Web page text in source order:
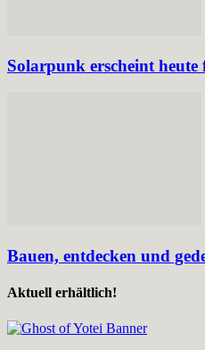
Solarpunk erscheint
Bauen, entdecken und
Aktuell erhältlich!